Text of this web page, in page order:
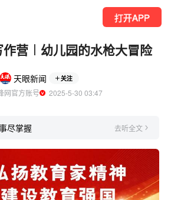
打开APP
作营︱幼儿园的水枪大冒险
天眼新闻 关注
网官方账号
  2025-5-30 03:47
尽掌握 去听全文